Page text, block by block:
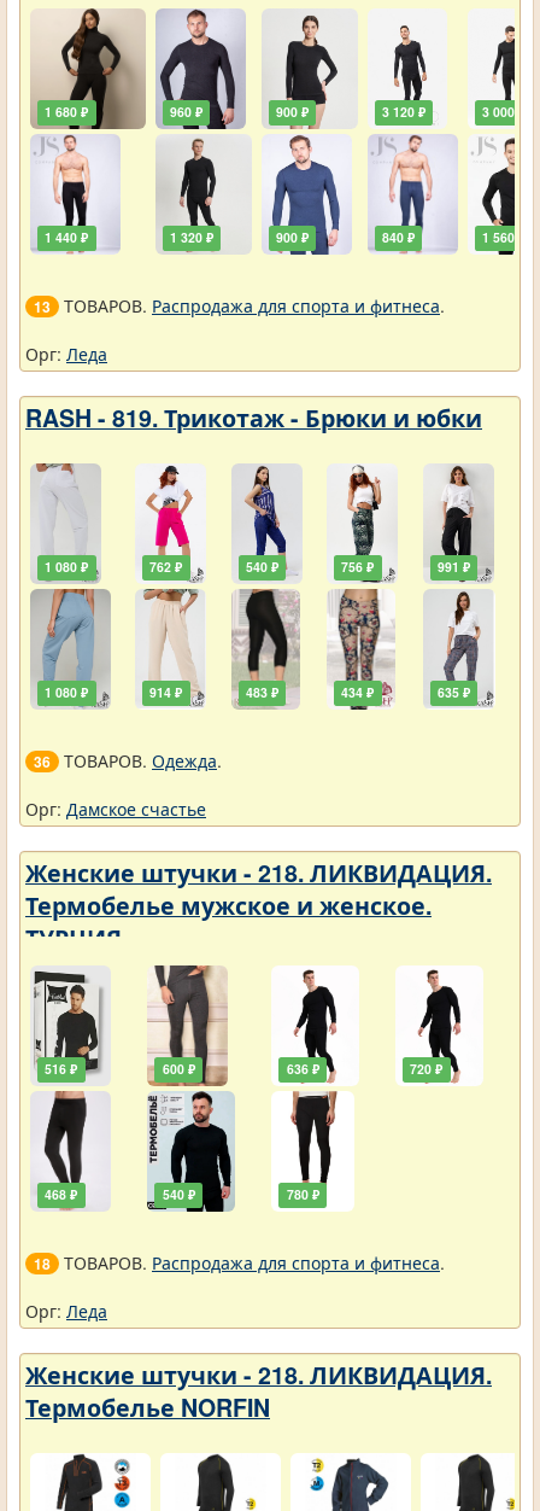
1 680 ₽
1 440 ₽
960 ₽
1 320 ₽
900 ₽
900 ₽
3 120 ₽
840 ₽
3 000 ₽
1 560 ₽
13 ТОВАРОВ. Распродажа для спорта и фитнеса.
Орг: Леда
RASH - 819. Трикотаж - Брюки и юбки
1 080 ₽
1 080 ₽
762 ₽
914 ₽
540 ₽
483 ₽
756 ₽
434 ₽
991 ₽
635 ₽
36 ТОВАРОВ. Одежда.
Орг: Дамское счастье
Женские штучки - 218. ЛИКВИДАЦИЯ.
Термобелье мужское и женское.
ТУРЦИЯ
516 ₽
468 ₽
600 ₽
540 ₽
636 ₽
780 ₽
720 ₽
18 ТОВАРОВ. Распродажа для спорта и фитнеса.
Орг: Леда
Женские штучки - 218. ЛИКВИДАЦИЯ.
Термобелье NORFIN